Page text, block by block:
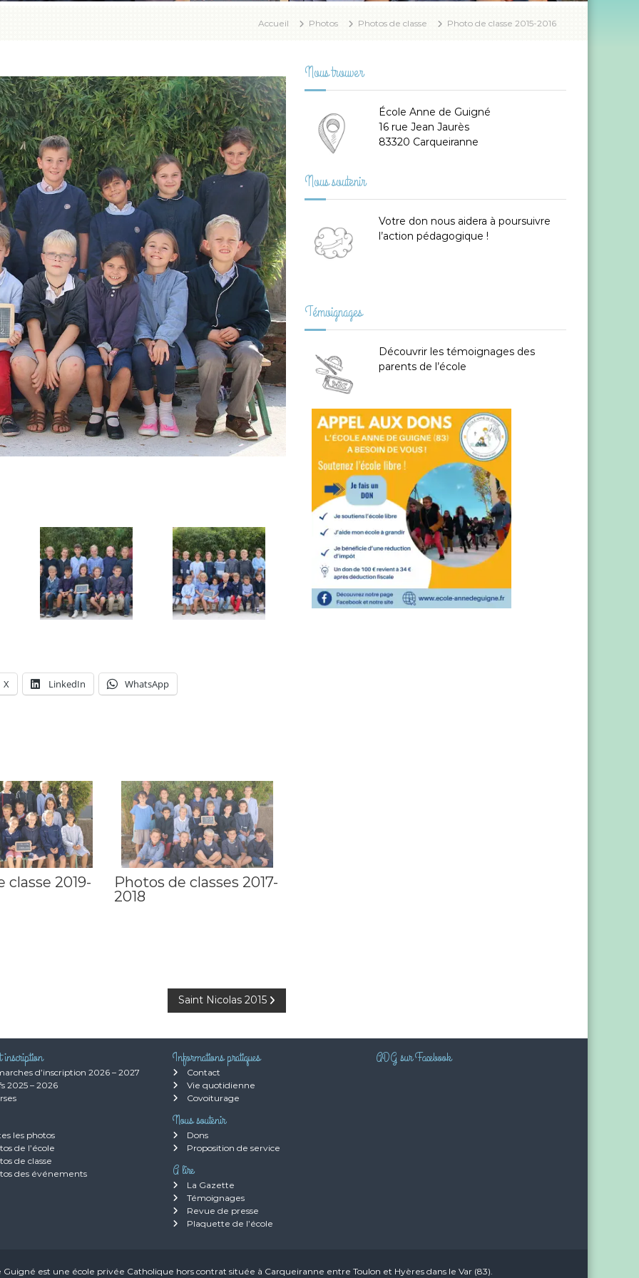
Accueil Photos Photos de classe Photo de classe 2015-2016
X LinkedIn WhatsApp
classe 2019-
Photos de classes 2017-
2018
Saint Nicolas 2015
Nous trouver
École Anne de Guigné
16 rue Jean Jaurès
83320 Carqueiranne
Nous soutenir
Votre don nous aidera à poursuivre
l’action pédagogique !
Témoignages
Découvrir les témoignages des
parents de l’école
inscription
d’inscription 2026 – 2027
2025 – 2026
les photos
de l’école
de classe
des événements
Informations pratiques
Contact
Vie quotidienne
Covoiturage
Nous soutenir
Dons
Proposition de service
A lire
La Gazette
Témoignages
Revue de presse
Plaquette de l’école
ADG sur Facebook
Guigné est une école privée Catholique hors contrat située à Carqueiranne entre Toulon et Hyères dans le Var (83).